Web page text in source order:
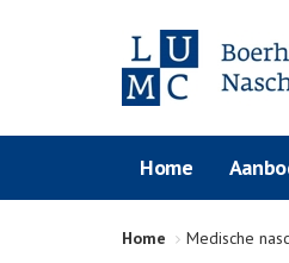
Home
Home Medische